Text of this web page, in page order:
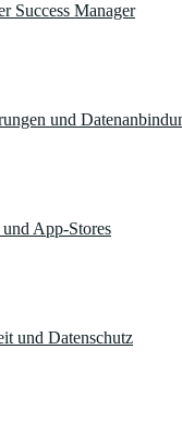
Success Manager
und
App-Stores
und Datenschutz